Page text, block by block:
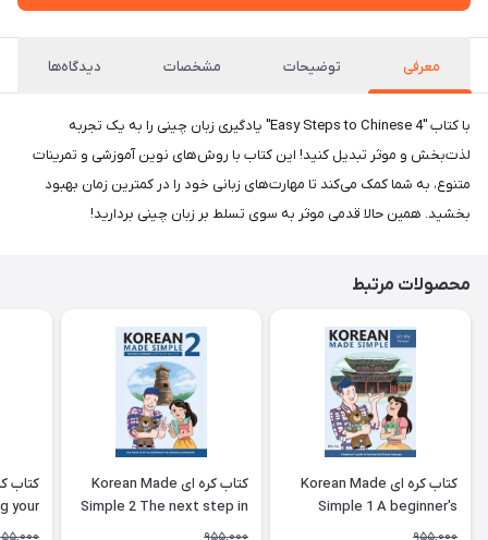
معرفی توضیحات مشخصات دیدگاه‌ها
با کتاب "Easy Steps to Chinese 4" یادگیری زبان چینی را به یک تجربه
لذت‌بخش و موثر تبدیل کنید! این کتاب با روش‌های نوین آموزشی و تمرینات
متنوع، به شما کمک می‌کند تا مهارت‌های زبانی خود را در کمترین زمان بهبود
بخشید. همین حالا قدمی موثر به سوی تسلط بر زبان چینی بردارید!
محصولات مرتبط
کتاب کره ای Korean Made
Simple 1 A beginner's
guide to learning the
955,000
کتاب کره ای Korean Made
Simple 2 The next step in
learning the Korean
955,000
your
the